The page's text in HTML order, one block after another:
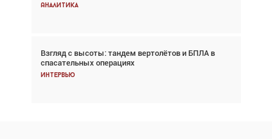
Аналитика
Взгляд с высоты: тандем вертолётов и БПЛА в
спасательных операциях
Интервью
Частный самолёт – это актив. Подходите к
покупке соответствующим образом
Интервью